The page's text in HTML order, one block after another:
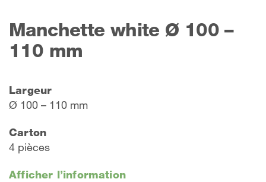
Manchette white Ø 100 –
110 mm
Largeur
Ø 100 – 110 mm
Carton
4 pièces
Afficher l’information